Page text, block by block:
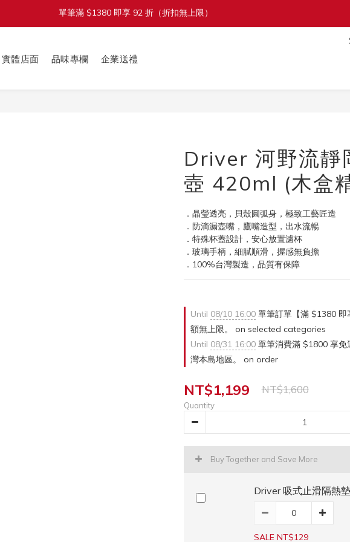
加入會員立即送 $100 購物金
加入會員立即送 $100 購物金
實體店面 品味專欄 企業送禮
Driver 河野流靜
壺 420ml (木盒
．晶瑩透亮，貝殼圓弧身，極致工藝匠造
．防滴漏壺嘴，鷹嘴造型，出水流暢
．特殊杯蓋設計，安心放置濾杯
．玻璃手柄，細膩順滑，握感無負擔
．100%台灣製造，品質有保障
Until 08/10 16:00單筆訂單【滿 $1380 即
額無上限。 on selected categories
Until 08/31 16:00單筆消費滿 $1800 享免
灣本島地區。 on order
NT$1,199 NT$1,600
Quantity
Buy Together and Save More
Driver 吸式止滑隔熱墊
SALE NT$129